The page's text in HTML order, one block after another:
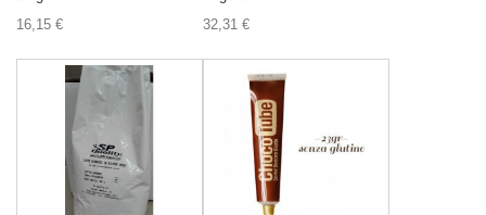
16,15 €
32,31 €